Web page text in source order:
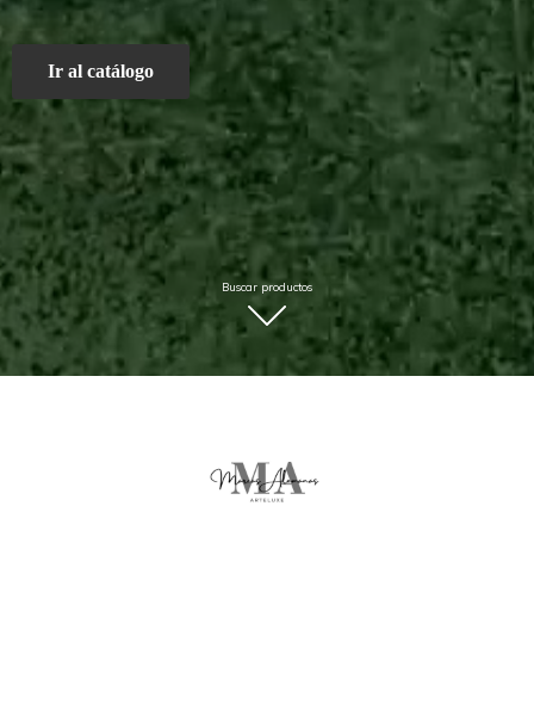
Ir al catálogo
Buscar productos